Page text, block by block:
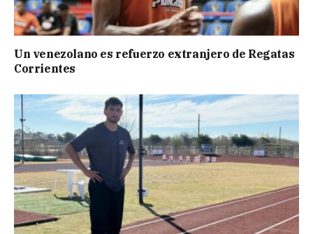
Un venezolano es refuerzo extranjero de Regatas
Corrientes